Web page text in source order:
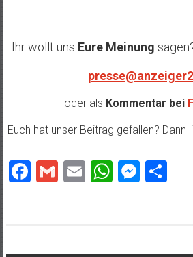
Ihr wollt uns Eure Meinung
oder als Kommentar bei
Euch hat unser Beitrag gefallen? Dann
Facebook
Gmail
Email